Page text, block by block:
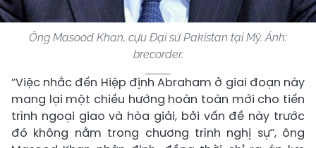
Ông Masood Khan, cựu Đại sứ Pakistan tại Mỹ. Ảnh:
brecorder.
“Việc nhắc đến Hiệp định Abraham ở giai đoạn này
mang lại một chiều hướng hoàn toàn mới cho tiến
trình ngoại giao và hòa giải, bởi vấn đề này trước
đó không nằm trong chương trình nghị sự”, ông